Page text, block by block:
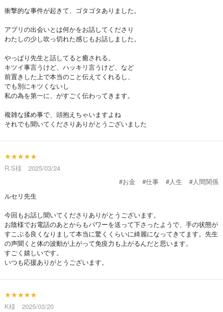
衝撃的な事件が起きて、ゴタゴタありました。
アプリの出会いとは何かをお話してくださり
わたしの少し吹っ切れた感じもお話しました。
やっぱり先生と話してると癒される。
キツイ事言うけど、ハッキリ言うけど、など
前置きした上で本当のこと伝えてくれるし、
でも別にキツくないし
私の為を第一に、がすごく伝わってきます。
複雑な揉め事で、頭抱えちゃいますよね
それでも聞いてくださりありがとうございました
★★★★★
R.S様 2025/03/24
#お金
#仕事 #人生
#人間関係
ルセリ先生
今回もお話し聞いてくださりありがとうございます。
お陰様でお電話のあとからもパワーを送って下さったようで、手の状態が
すこぶる良くなりまして本当に驚くくらいに綺麗になってきてます。先生
の声聞くと体の波動が上がって免疫力も上がるんだと思います。
すごく嬉しいです。
いつも応援ありがとうございます。
★★★★★
K様 2025/03/20